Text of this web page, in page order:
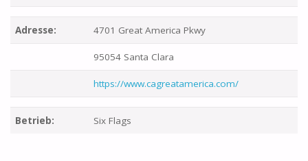
Adresse: 4701 Great America Pkwy
95054 Santa Clara
https://www.cagreatamerica.com/
Betrieb: Six Flags